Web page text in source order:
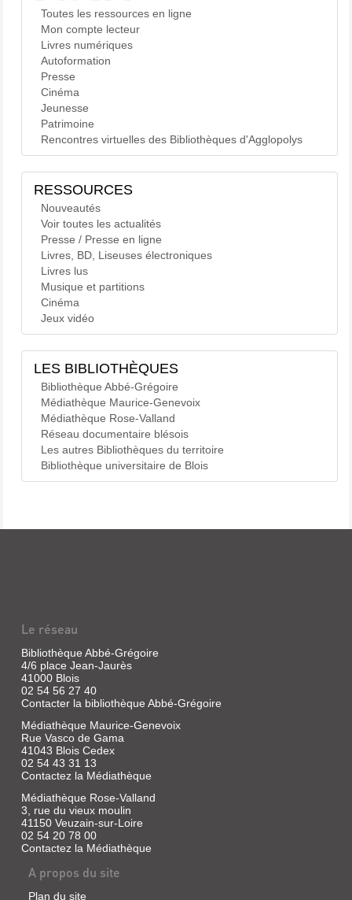
Toutes les ressources en ligne
Mon compte lecteur
Livres numériques
Autoformation
Presse
Cinéma
Jeunesse
Patrimoine
Rencontres virtuelles des Bibliothèques d'Agglopolys
RESSOURCES
Nouveautés
Voir toutes les actualités
Presse / Presse en ligne
Livres, BD, Liseuses électroniques
Livres lus
Musique et partitions
Cinéma
Jeux vidéo
LES BIBLIOTHÈQUES
Bibliothèque Abbé-Grégoire
Médiathèque Maurice-Genevoix
Médiathèque Rose-Valland
Réseau documentaire blésois
Les autres Bibliothèques du territoire
Bibliothèque universitaire de Blois
Le réseau
Bibliothèque Abbé-Grégoire
4/6 place Jean-Jaurès
41000 Blois
02 54 56 27 40
Contacter la bibliothèque Abbé-Grégoire
Médiathèque Maurice-Genevoix
Rue Vasco de Gama
41043 Blois Cedex
02 54 43 31 13
Contactez la Médiathèque
Médiathèque Rose-Valland
3, rue du vieux moulin
41150 Veuzain-sur-Loire
02 54 20 78 00
Contactez la Médiathèque
A propos du site
Plan du site